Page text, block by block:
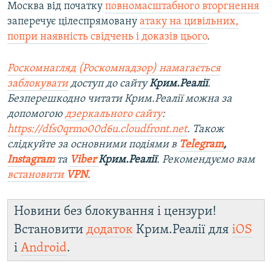
Москва від початку повномасштабного вторгнення
заперечує цілеспрямовану атаку на цивільних,
попри наявність свідчень і доказів цього.
Роскомнагляд (Роскомнадзор) намагається
заблокуватидоступ до сайтуКрим.Реалії.
Безперешкодно читати Крим.Реалії можна за
допомогою дзеркального сайту:
https://dfs0qrmo00d6u.cloudfront.net. Також
слідкуйте за основними подіями в Telegram,
Instagramта ViberКрим.Реалії. Рекомендуємо вам
встановити VPN.
Новини без блокування і цензури!
Встановити додаток Крим.Реалії для iOS
і Android.